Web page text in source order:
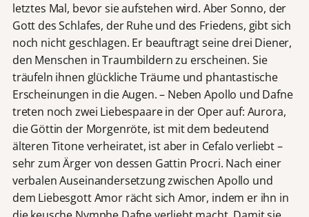
letztes Mal, bevor sie aufstehen wird. Aber Sonno, der
Gott des Schlafes, der Ruhe und des Friedens, gibt sich
noch nicht geschlagen. Er beauftragt seine drei Diener,
den Menschen in Traumbildern zu erscheinen. Sie
träufeln ihnen glückliche Träume und phantastische
Erscheinungen in die Augen. – Neben Apollo und Dafne
treten noch zwei Liebespaare in der Oper auf: Aurora,
die Göttin der Morgenröte, ist mit dem bedeutend
älteren Titone verheiratet, ist aber in Cefalo verliebt –
sehr zum Ärger von dessen Gattin Procri. Nach einer
verbalen Auseinandersetzung zwischen Apollo und
dem Liebesgott Amor rächt sich Amor, indem er ihn in